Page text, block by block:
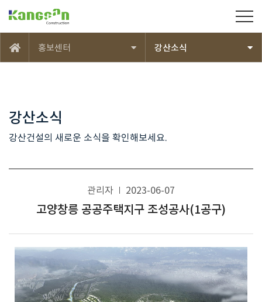
메인 홍보센터 강산소식
강산소식
강산건설의 새로운 소식을 확인해보세요.
관리자 2023-06-07
고양창릉 공공주택지구 조성공사(1공구)